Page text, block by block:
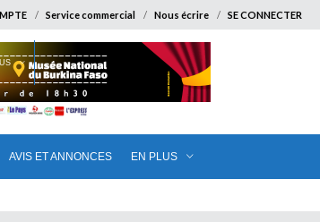
Service commercial Nous écrire SE CONNECTER
AVIS ET ANNONCES EN PLUS